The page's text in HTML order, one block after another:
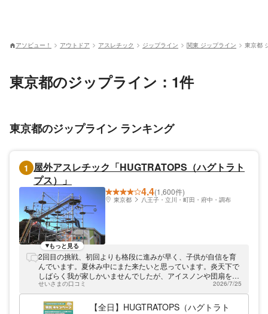
アソビュー！ アウトドア アスレチック ジップライン 関東 ジップライン 東京都
東京都のジップライン：1件
東京都のジップライン ランキング
1 屋外アスレチック「HUGTRATOPS（ハグトラト
プス）」
4.4(1,600件)
東京都 八王子・立川・町田・府中・調布
もっと見る
2回目の挑戦、初回よりも格段に進みが早く、子供が自信を育
んでいます。夏休み中にまた来たいと思っています。炎天下で
しばらく我が家しかいませんでしたが、アイスノンや団扇を貸
してくださり、1コース終わるごとにハーネスを外して涼しい
部屋で休憩を取らせてくださるなど、暑い中でも楽しめるよう
お心遣いが有り難かったです。
せいさまの口コミ 2026/7/25
【全日】HUGTRATOPS（ハグトラト